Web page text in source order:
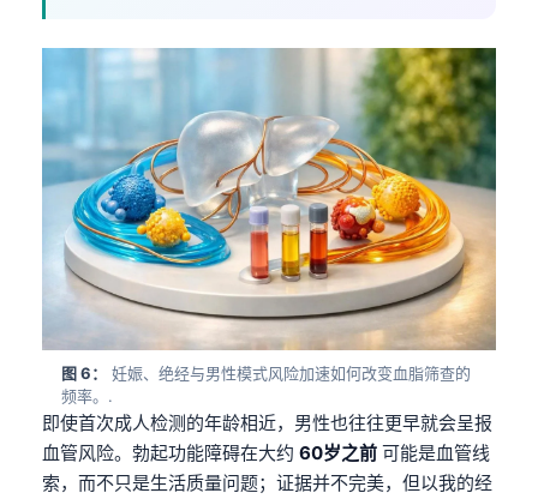
图 6：
妊娠、绝经与男性模式风险加速如何改变血脂筛查的
频率。.
即使首次成人检测的年龄相近，男性也往往更早就会呈报
血管风险。勃起功能障碍在大约 60岁之前 可能是血管线
索，而不只是生活质量问题；证据并不完美，但以我的经